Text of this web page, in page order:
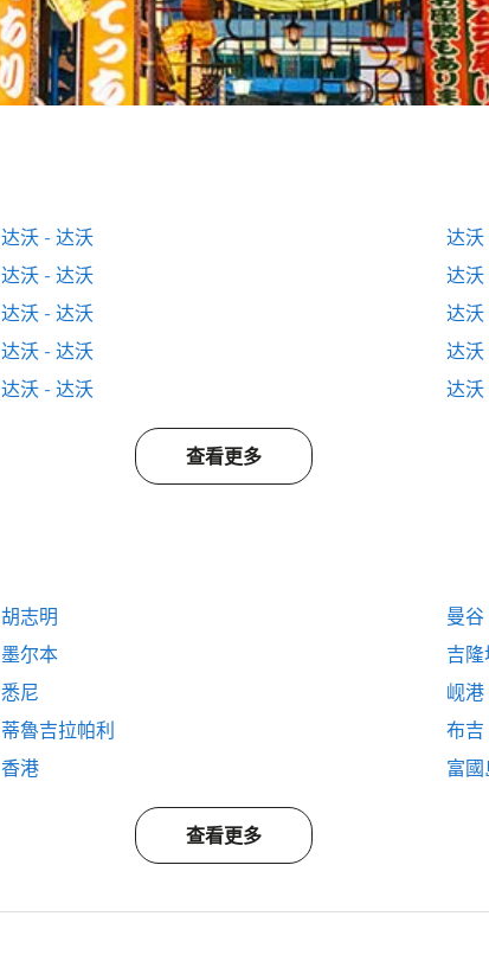
达沃 - 达沃
达沃
达沃 - 达沃
达沃
达沃 - 达沃
达沃
达沃 - 达沃
达沃
达沃 - 达沃 达沃
查看更多
胡志明
曼谷
墨尔本
吉隆
悉尼
岘港
蒂魯吉拉帕利
布吉
香港 富國
查看更多